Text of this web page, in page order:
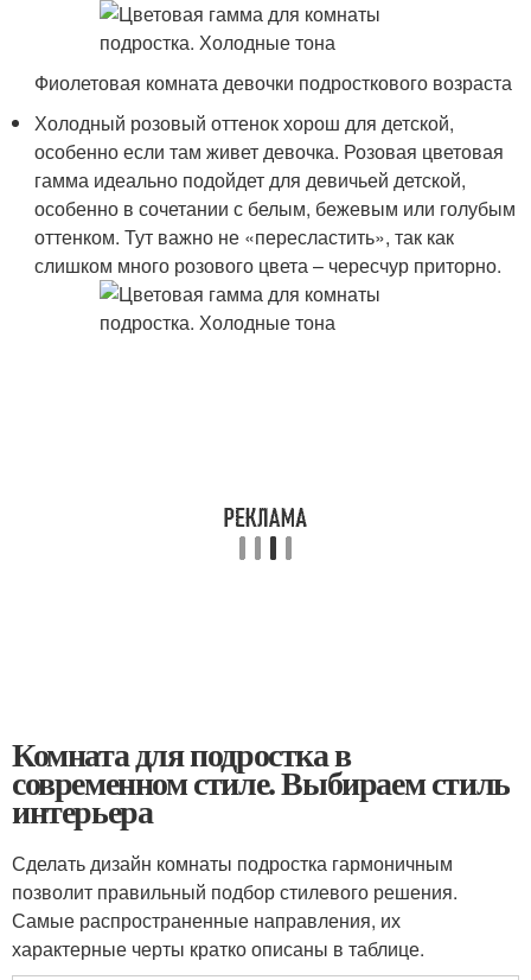
Фиолетовая комната девочки подросткового возраста
Холодный розовый оттенок хорош для детской,
особенно если там живет девочка. Розовая цветовая
гамма идеально подойдет для девичьей детской,
особенно в сочетании с белым, бежевым или голубым
оттенком. Тут важно не «пересластить», так как
слишком много розового цвета – чересчур приторно.
Комната для подростка в
современном стиле. Выбираем стиль
интерьера
Сделать дизайн комнаты подростка гармоничным
позволит правильный подбор стилевого решения.
Самые распространенные направления, их
характерные черты кратко описаны в таблице.